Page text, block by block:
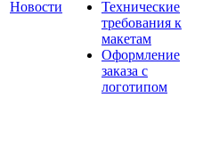
Новости
Технические
требования к
макетам
Оформление
заказа с
логотипом